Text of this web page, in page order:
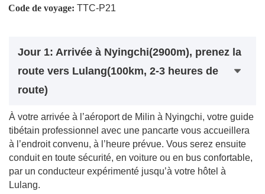
Code de voyage: TTC-P21
Jour 1: Arrivée à Nyingchi(2900m), prenez la
route vers Lulang(100km, 2-3 heures de
route)
À votre arrivée à l’aéroport de Milin à Nyingchi, votre guide
tibétain professionnel avec une pancarte vous accueillera
à l’endroit convenu, à l’heure prévue. Vous serez ensuite
conduit en toute sécurité, en voiture ou en bus confortable,
par un conducteur expérimenté jusqu’à votre hôtel à
Lulang.